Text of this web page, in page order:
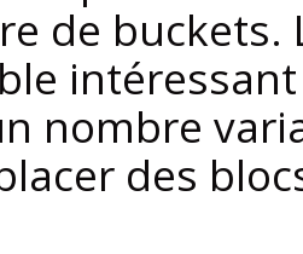
de buckets.
nombre
des